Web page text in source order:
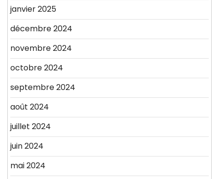
janvier 2025
décembre 2024
novembre 2024
octobre 2024
septembre 2024
août 2024
juillet 2024
juin 2024
mai 2024